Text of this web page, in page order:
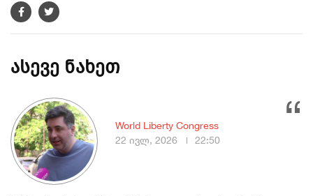
ასევე ნახეთ
World Liberty Congress
22 ივლ, 2026
22:50